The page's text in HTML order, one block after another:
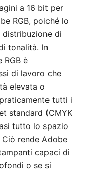
a 16 bit per
RGB, poiché lo
distribuzione di
tonalità. In
RGB è
di lavoro che
elevata o
tutti i
standard (CMYK
tutto lo spazio
rende Adobe
capaci di
o se si